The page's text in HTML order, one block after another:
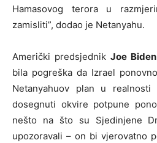
Hamasovog terora u
zamisliti”, dodao je Netanyahu.
Američki predsjednik Joe Biden
bila pogreška da Izrael
Netanyahuov plan u
dosegnuti okvire potpune
nešto na što su Sjedinjene
upozoravali – on bi vjerovatno